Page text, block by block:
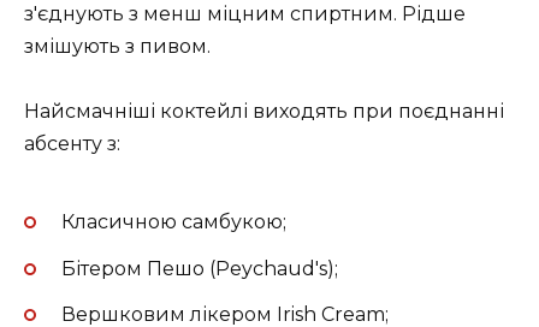
з'єднують з менш міцним спиртним. Рідше
змішують з пивом.
Найсмачніші коктейлі виходять при поєднанні
абсенту з:
Класичною самбукою;
Бітером Пешо (Peychaud's);
Вершковим лікером Irish Cream;